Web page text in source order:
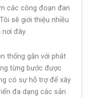
các công đoạn đan
sẽ giới thiệu nhiều
đây.
thống gắn với phát
từng bước được
có sự hỗ trợ để xây
đa dạng các sản